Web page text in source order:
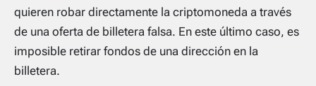
quieren robar directamente la criptomoneda a través
de una oferta de billetera falsa. En este último caso, es
imposible retirar fondos de una dirección en la
billetera.